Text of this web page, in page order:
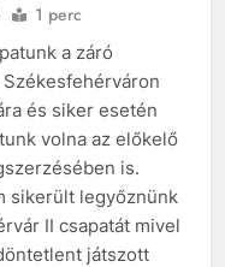
1 perc
a záró
és siker esetén
volna az előkelő
is.
sikerült legyőznünk
II csapatát mivel
játszott